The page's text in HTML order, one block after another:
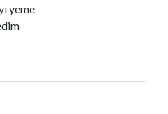
yeme